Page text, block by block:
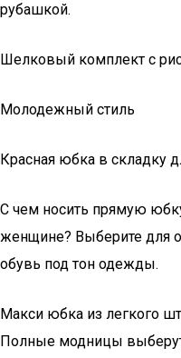
рубашкой.
Шелковый комплект с
Молодежный стиль
Красная юбка в складку
С чем носить прямую
женщине? Выберите для
обувь под тон одежды.
Макси юбка из легкого
Полные модницы